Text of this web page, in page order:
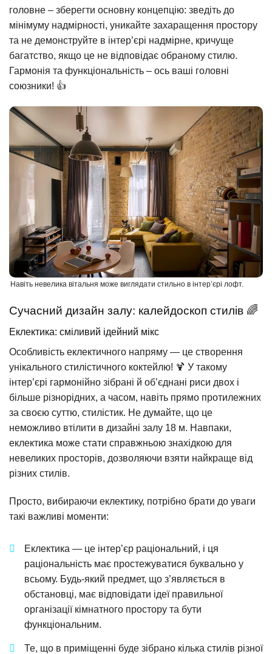
головне – зберегти основну концепцію: зведіть до
мінімуму надмірності, уникайте захаращення простору
та не демонструйте в інтер’єрі надмірне, кричуще
багатство, якщо це не відповідає обраному стилю.
Гармонія та функціональність – ось ваші головні
союзники! 👍
Навіть невелика вітальня може виглядати стильно в інтер’єрі лофт.
Сучасний дизайн залу: калейдоскоп стилів 🌈
Еклектика: сміливий ідейний мікс
Особливість еклектичного напряму — це створення
унікального стилістичного коктейлю! 🍹 У такому
інтер’єрі гармонійно зібрані й об’єднані риси двох і
більше різнорідних, а часом, навіть прямо протилежних
за своєю суттю, стилістик. Не думайте, що це
неможливо втілити в дизайні залу 18 м. Навпаки,
еклектика може стати справжньою знахідкою для
невеликих просторів, дозволяючи взяти найкраще від
різних стилів.
Просто, вибираючи еклектику, потрібно брати до уваги
такі важливі моменти:
Еклектика — це інтер’єр раціональний, і ця
раціональність має простежуватися буквально у
всьому. Будь-який предмет, що з’являється в
обстановці, має відповідати ідеї правильної
організації кімнатного простору та бути
функціональним.
Те, що в приміщенні буде зібрано кілька стилів різної